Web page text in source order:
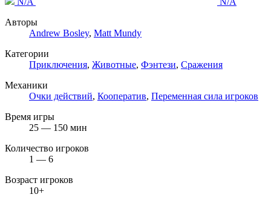
Авторы
Andrew Bosley, Matt Mundy
Категории
Приключения, Животные, Фэнтези, Сражения
Механики
Очки действий, Кооператив, Переменная сила игроков
Время игры
25 — 150 мин
Количество игроков
1 — 6
Возраст игроков
10+